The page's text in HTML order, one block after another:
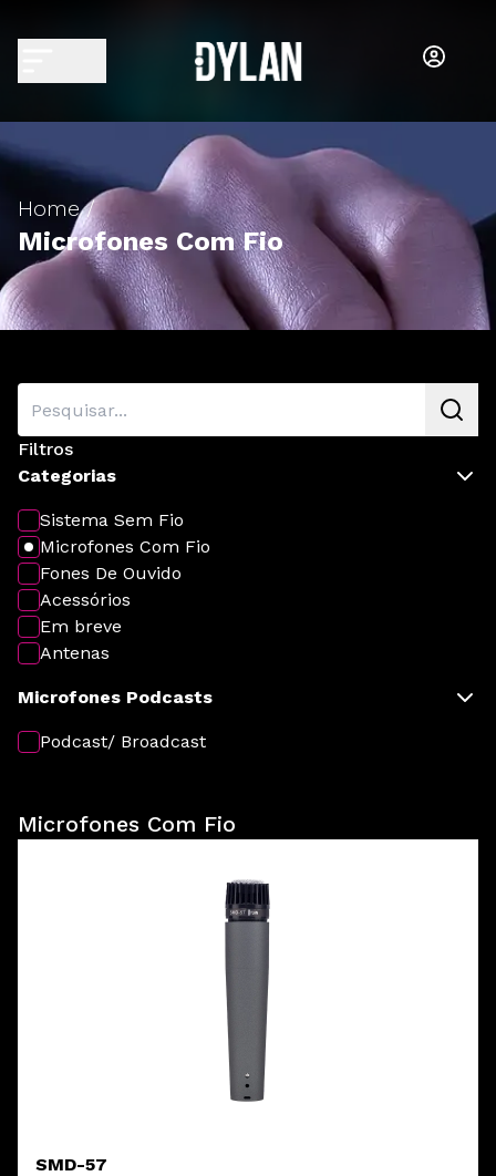
Home /
Microfones Com Fio
Filtros
Categorias
Sistema Sem Fio
Microfones Com Fio
Fones De Ouvido
Acessórios
Em breve
Antenas
Microfones Podcasts
Podcast/ Broadcast
Microfones Com Fio
SMD-57